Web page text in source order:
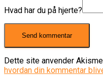
Hvad har du på hjerte?
Dette site anvender
hvordan din kommentar